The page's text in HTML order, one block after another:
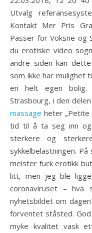
Utvalg
Kontakt Mer Pris
Passer for Voksne og
du erotiske video
andre siden kan
som ikke har mulighet
en helt egen bolig.
Strasbourg, i den
massage heter „Petite
tid til å ta seg inn og
sterkere og
sykkelbelastningen.
meister fuck erotikk
litt, men jeg ble
coronaviruset –
nyhetsbildet om
forventet ståsted.
myke kvalitet vask